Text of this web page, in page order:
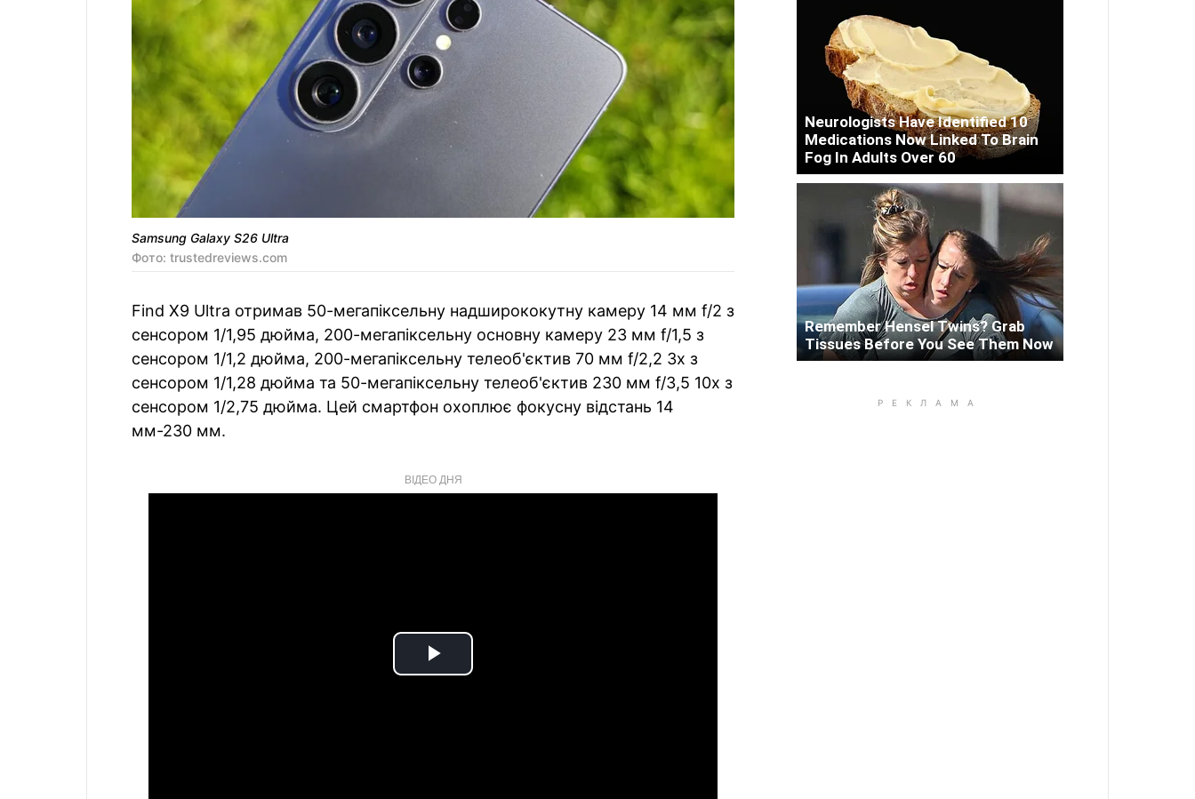
Samsung Galaxy S26 Ultra
Фото: trustedreviews.com
Find X9 Ultra отримав 50-мегапіксельну надширококутну камеру 14 мм f/2 з
сенсором 1/1,95 дюйма, 200-мегапіксельну основну камеру 23 мм f/1,5 з
сенсором 1/1,2 дюйма, 200-мегапіксельну телеоб'єктив 70 мм f/2,2 3x з
сенсором 1/1,28 дюйма та 50-мегапіксельну телеоб'єктив 230 мм f/3,5 10x з
сенсором 1/2,75 дюйма. Цей смартфон охоплює фокусну відстань 14
мм-230 мм.
ВІДЕО ДНЯ
Play
Neurologists Have Identified 10
Medications Now Linked To Brain
Fog In Adults Over 60
Remember Hensel Twins? Grab
Tissues Before You See Them Now